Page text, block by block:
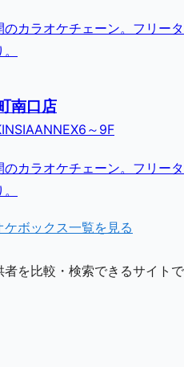
カラオケチェーン。フリータ
南口店
～9F
カラオケチェーン。フリータ
ケボックス一覧を見る
を比較・検索できるサイトで